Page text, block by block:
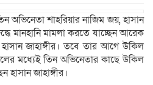
অভিনেতা শাহরিয়ার নাজিম জয়, হাসান
মানহানি মামলা করতে যাচ্ছেন আরেক
হাসান জাহাঙ্গীর। তবে তার আগে উকিল
মধ্যেই তিন অভিনেতার কাছে উকিল
হাসান জাহাঙ্গীর।